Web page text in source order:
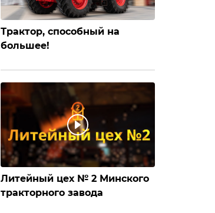
Трактор, способный на
большее!
Литейный цех № 2 Минского
тракторного завода